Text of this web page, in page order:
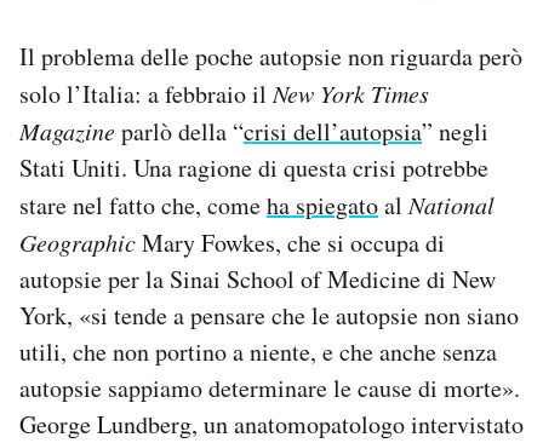
Il problema delle poche autopsie non riguarda però
solo l’Italia: a febbraio ilNew York Times
Magazineparlò della “crisi dell’autopsia” negli
Stati Uniti. Una ragione di questa crisi potrebbe
stare nel fatto che, comeha spiegatoalNational
GeographicMary Fowkes, che si occupa di
autopsie per la Sinai School of Medicine di New
York, «si tende a pensare che le autopsie non siano
utili, che non portino a niente, e che anche senza
autopsie sappiamo determinare le cause di morte».
George Lundberg, un anatomopatologo intervistato